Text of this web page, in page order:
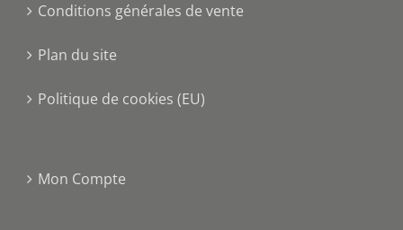
Conditions générales de vente
Plan du site
Politique de cookies (EU)
Mon Compte